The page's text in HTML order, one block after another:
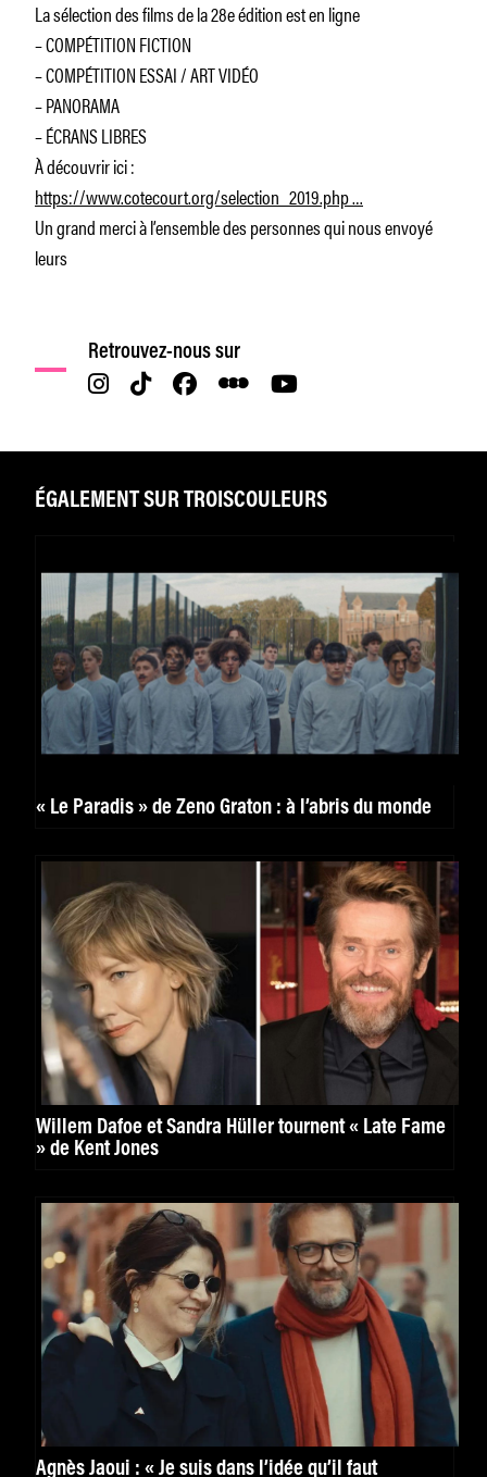
La sélection des films de la 28e édition est en ligne
– COMPÉTITION FICTION
– COMPÉTITION ESSAI / ART VIDÉO
– PANORAMA
– ÉCRANS LIBRES
À découvrir ici :
https://www.cotecourt.org/selection_2019.php …
Un grand merci à l’ensemble des personnes qui nous envoyé
leurs
Retrouvez-nous sur
ÉGALEMENT SUR TROISCOULEURS
« Le Paradis » de Zeno Graton : à l’abris du monde
Willem Dafoe et Sandra Hüller tournent « Late Fame
» de Kent Jones
Agnès Jaoui : « Je suis dans l’idée qu’il faut